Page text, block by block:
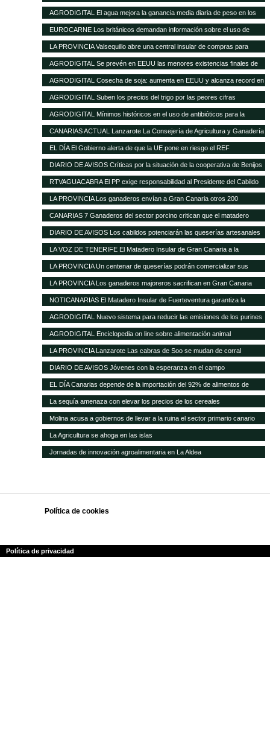
la lengua azul
AGRODIGITAL El agua mejora la ganancia media diaria de peso en los
terneros
EUROCARNE Los británicos demandan información sobre el uso de
transgénicos en la alimentación animal
LA PROVINCIA Valsequillo abre una central insular de compras para
abaratar productos agrícolas
AGRODIGITAL Se prevén en EEUU las menores existencias finales de
maíz de los últimos 17 años
AGRODIGITAL Cosecha de soja: aumenta en EEUU y alcanza record en
Brasil
AGRODIGITAL Suben los precios del trigo por las peores cifras
publicadas por el USDA
AGRODIGITAL Mínimos históricos en el uso de antibióticos para la
ganadería en Holanda
CANARIAS ACTUAL Lanzarote La Consejería de Agricultura y Ganadería
del Cabildo tramitará las subvenciones de 2013 del Gobierno regional
destinadas al sector agrícola y ganadero de la isla
EL DÍA El Gobierno alerta de que la UE pone en riesgo el REF
DIARIO DE AVISOS Críticas por la situación de la cooperativa de Benijos
RTVAGUACABRA El PP exige responsabilidad al Presidente del Cabildo
ante la nefasta gestión del Matadero Insular
LA PROVINCIA Los ganaderos envían a Gran Canaria otros 200
cochinos para sacrificar
CANARIAS 7 Ganaderos del sector porcino critican que el matadero
insular funcione solo al 50%
DIARIO DE AVISOS Los cabildos potenciarán las queserías artesanales
como elemento característico del medio rural
LA VOZ DE TENERIFE El Matadero Insular de Gran Canaria a la
vanguardia de todo el Archipiélago con más de 894.346 animales
registrados durante el transcurso de 2012
LA PROVINCIA Un centenar de queserías podrán comercializar sus
productos en la Península
LA PROVINCIA Los ganaderos majoreros sacrifican en Gran Canaria
1.500 cochinos
NOTICANARIAS El Matadero Insular de Fuerteventura garantiza la
prestación regular de sus servicios para el ganado porcino
AGRODIGITAL Nuevo sistema para reducir las emisiones de los purines
AGRODIGITAL Enciclopedia on line sobre alimentación animal
LA PROVINCIA Lanzarote Las cabras de Soo se mudan de corral
DIARIO DE AVISOS Jóvenes con la esperanza en el campo
EL DÍA Canarias depende de la importación del 92% de alimentos de
consumo básico
La sequía amenaza con elevar los precios de los cereales
Molina acusa a gobiernos de llevar a la ruina el sector primario canario
La Agricultura se ahoga en las islas
Jornadas de innovación agroalimentaria en La Aldea
Política de cookies
Polí­tica de privacidad